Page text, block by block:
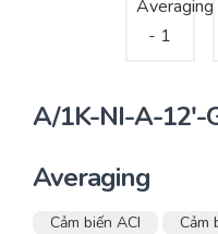
A/1K-NI-A-12′-
Averaging
Cảm biến ACI Cảm